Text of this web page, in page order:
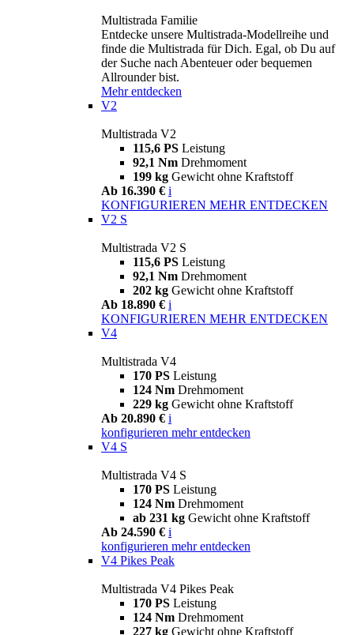
Multistrada Familie
Entdecke unsere Multistrada-Modellreihe und
finde die Multistrada für Dich. Egal, ob Du auf
der Suche nach Abenteuer oder bequemen
Allrounder bist.
Mehr entdecken
V2
Multistrada V2
115,6 PS Leistung
92,1 Nm Drehmoment
199 kg Gewicht ohne Kraftstoff
Ab 16.390 € i
KONFIGURIEREN MEHR ENTDECKEN
V2 S
Multistrada V2 S
115,6 PS Leistung
92,1 Nm Drehmoment
202 kg Gewicht ohne Kraftstoff
Ab 18.890 € i
KONFIGURIEREN MEHR ENTDECKEN
V4
Multistrada V4
170 PS Leistung
124 Nm Drehmoment
229 kg Gewicht ohne Kraftstoff
Ab 20.890 € i
konfigurieren mehr entdecken
V4 S
Multistrada V4 S
170 PS Leistung
124 Nm Drehmoment
ab 231 kg Gewicht ohne Kraftstoff
Ab 24.590 € i
konfigurieren mehr entdecken
V4 Pikes Peak
Multistrada V4 Pikes Peak
170 PS Leistung
124 Nm Drehmoment
227 kg Gewicht ohne Kraftstoff